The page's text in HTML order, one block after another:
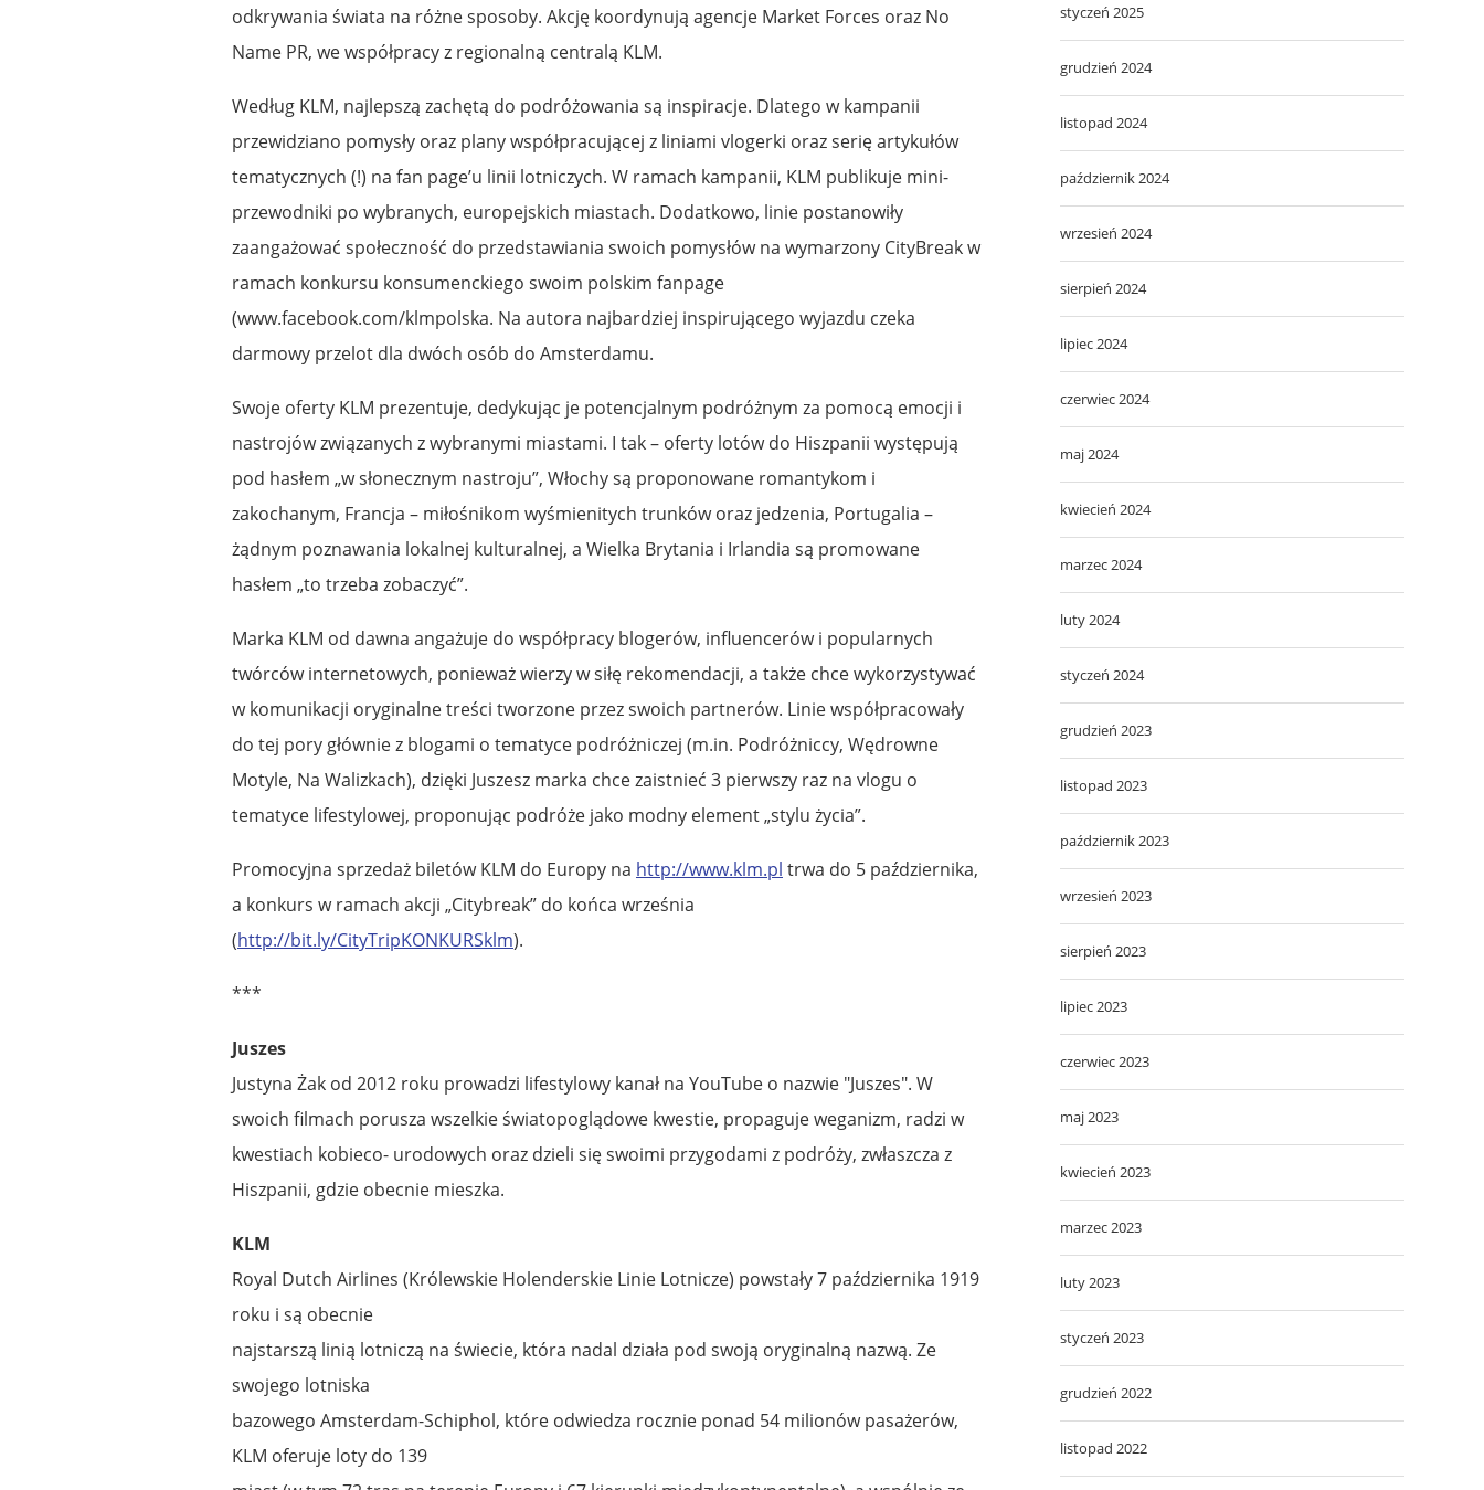
odkrywania świata na różne sposoby. Akcję koordynują agencje Market Forces oraz No
Name PR, we współpracy z regionalną centralą KLM.
Według KLM, najlepszą zachętą do podróżowania są inspiracje. Dlatego w kampanii
przewidziano pomysły oraz plany współpracującej z liniami vlogerki oraz serię artykułów
tematycznych (!) na fan page’u linii lotniczych. W ramach kampanii, KLM publikuje mini-
przewodniki po wybranych, europejskich miastach. Dodatkowo, linie postanowiły
zaangażować społeczność do przedstawiania swoich pomysłów na wymarzony CityBreak w
ramach konkursu konsumenckiego swoim polskim fanpage
(www.facebook.com/klmpolska. Na autora najbardziej inspirującego wyjazdu czeka
darmowy przelot dla dwóch osób do Amsterdamu.
Swoje oferty KLM prezentuje, dedykując je potencjalnym podróżnym za pomocą emocji i
nastrojów związanych z wybranymi miastami. I tak – oferty lotów do Hiszpanii występują
pod hasłem „w słonecznym nastroju”, Włochy są proponowane romantykom i
zakochanym, Francja – miłośnikom wyśmienitych trunków oraz jedzenia, Portugalia –
żądnym poznawania lokalnej kulturalnej, a Wielka Brytania i Irlandia są promowane
hasłem „to trzeba zobaczyć”.
Marka KLM od dawna angażuje do współpracy blogerów, influencerów i popularnych
twórców internetowych, ponieważ wierzy w siłę rekomendacji, a także chce wykorzystywać
w komunikacji oryginalne treści tworzone przez swoich partnerów. Linie współpracowały
do tej pory głównie z blogami o tematyce podróżniczej (m.in. Podróżniccy, Wędrowne
Motyle, Na Walizkach), dzięki Juszesz marka chce zaistnieć 3 pierwszy raz na vlogu o
tematyce lifestylowej, proponując podróże jako modny element „stylu życia”.
Promocyjna sprzedaż biletów KLM do Europy na http://www.klm.pl trwa do 5 października,
a konkurs w ramach akcji „Citybreak” do końca września
(http://bit.ly/CityTripKONKURSklm).
***
Juszes
Justyna Żak od 2012 roku prowadzi lifestylowy kanał na YouTube o nazwie "Juszes". W
swoich filmach porusza wszelkie światopoglądowe kwestie, propaguje weganizm, radzi w
kwestiach kobieco- urodowych oraz dzieli się swoimi przygodami z podróży, zwłaszcza z
Hiszpanii, gdzie obecnie mieszka.
KLM
Royal Dutch Airlines (Królewskie Holenderskie Linie Lotnicze) powstały 7 października 1919
roku i są obecnie
najstarszą linią lotniczą na świecie, która nadal działa pod swoją oryginalną nazwą. Ze
swojego lotniska
bazowego Amsterdam-Schiphol, które odwiedza rocznie ponad 54 milionów pasażerów,
KLM oferuje loty do 139
styczeń 2025
grudzień 2024
listopad 2024
październik 2024
wrzesień 2024
sierpień 2024
lipiec 2024
czerwiec 2024
maj 2024
kwiecień 2024
marzec 2024
luty 2024
styczeń 2024
grudzień 2023
listopad 2023
październik 2023
wrzesień 2023
sierpień 2023
lipiec 2023
czerwiec 2023
maj 2023
kwiecień 2023
marzec 2023
luty 2023
styczeń 2023
grudzień 2022
listopad 2022